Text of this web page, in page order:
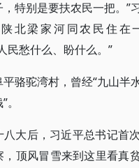
特别是要扶农民一把。”
北梁家河同农民住在
民愁什么、盼什么。”
平骆驼湾村，曾经“九山半
八大后，习近平总书记首
，顶风冒雪来到这里看真